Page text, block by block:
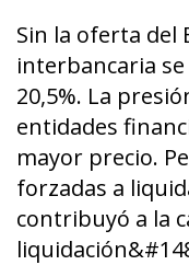
Sin la oferta del
interbancaria
20,5%. La
entidades
mayor precio.
forzadas a
contribuyó a la